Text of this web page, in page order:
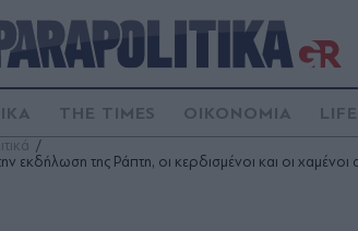
THE TIMES ΟΙΚΟΝΟΜΙΑ
της Ράπτη, οι κερδισμένοι και οι χαμένοι